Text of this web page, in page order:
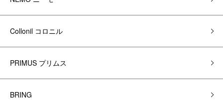
Collonil コロニル
PRIMUS プリムス
BRING